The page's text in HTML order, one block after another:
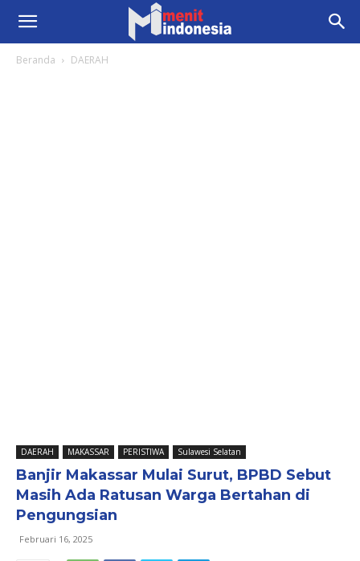
Beranda DAERAH
DAERAH MAKASSAR PERISTIWA Sulawesi Selatan
Banjir Makassar Mulai Surut, BPBD Sebut
Masih Ada Ratusan Warga Bertahan di
Pengungsian
Februari 16, 2025